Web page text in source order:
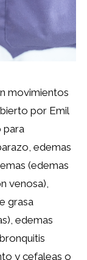
movimientos
por Emil
para
edemas
(edemas
venosa),
grasa
edemas
y cefaleas o